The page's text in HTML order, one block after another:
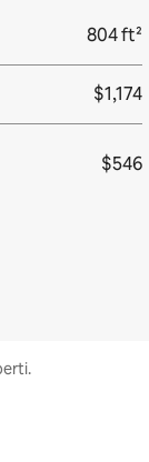
804 ft²
$1,174
$546